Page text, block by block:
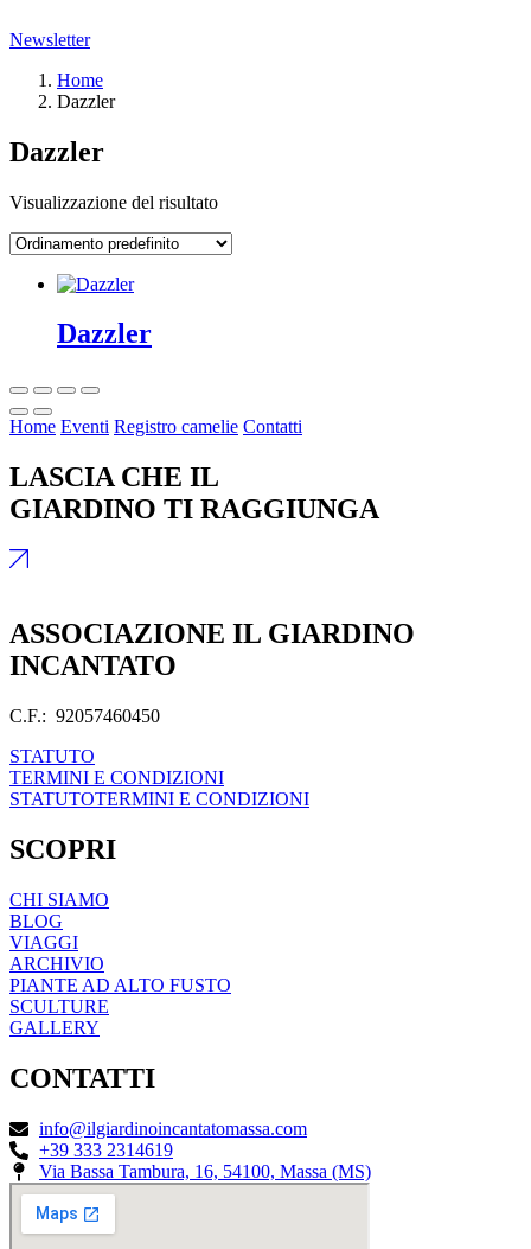
Newsletter
Home
Dazzler
Dazzler
Visualizzazione del risultato
Dazzler
Home Eventi Registro camelie Contatti
LASCIA CHE IL
GIARDINO TI RAGGIUNGA
ASSOCIAZIONE IL GIARDINO
INCANTATO
C.F.: 92057460450
STATUTO
TERMINI E CONDIZIONI
STATUTOTERMINI E CONDIZIONI
SCOPRI
CHI SIAMO
BLOG
VIAGGI
ARCHIVIO
PIANTE AD ALTO FUSTO
SCULTURE
GALLERY
CONTATTI
info@ilgiardinoincantatomassa.com
+39 333 2314619
Via Bassa Tambura, 16, 54100, Massa (MS)